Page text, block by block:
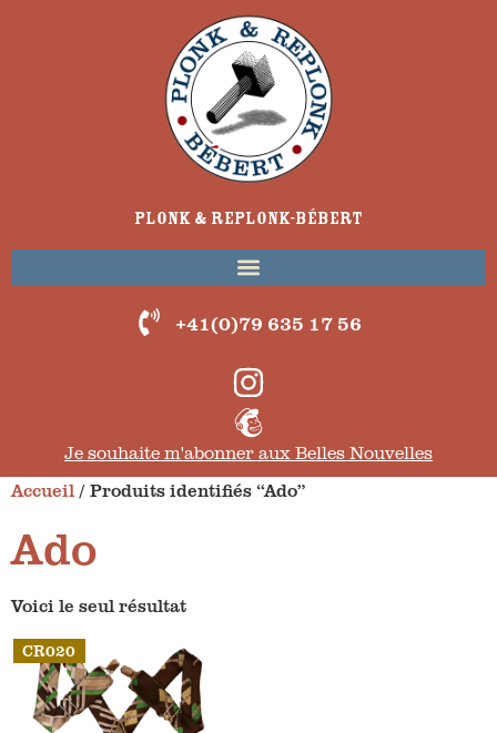
Plonk & Replonk-Bébert
+41(0)79 635 17 56
Je souhaite m'abonner aux Belles Nouvelles
Accueil/ Produits identifiés “Ado”
Ado
Voici le seul résultat
CR020